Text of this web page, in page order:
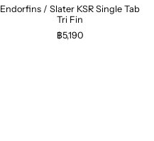
Endorfins / Slater KSR Single Tab
Tri Fin
฿5,190